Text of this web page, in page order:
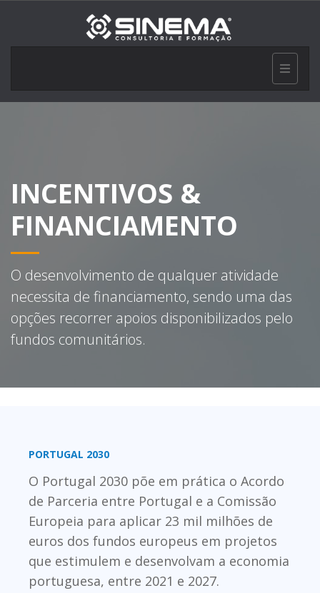
INCENTIVOS &
FINANCIAMENTO
O desenvolvimento de qualquer atividade
necessita de financiamento, sendo uma das
opções recorrer apoios disponibilizados pelo
fundos comunitários.
PORTUGAL 2030
O Portugal 2030 põe em prática o Acordo
de Parceria entre Portugal e a Comissão
Europeia para aplicar 23 mil milhões de
euros dos fundos europeus em projetos
que estimulem e desenvolvam a economia
portuguesa, entre 2021 e 2027.